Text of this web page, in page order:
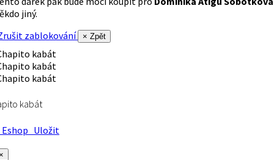
jiný.
zablokování
× Zpět
kabát
Uložit